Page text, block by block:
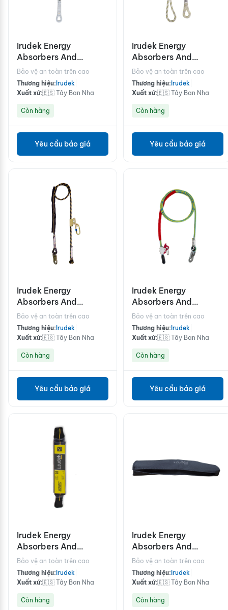
Irudek Energy
Absorbers And
Lanyards/SRL NEXION
258
Bảo vệ an toàn trên cao
Thương hiệu: Irudek
Xuất xứ:🇪🇸 Tây Ban Nha
Còn hàng
Yêu cầu báo giá
Irudek Energy
Absorbers And
Lanyards/SRL 239/2M
Bảo vệ an toàn trên cao
Thương hiệu: Irudek
Xuất xứ:🇪🇸 Tây Ban Nha
Còn hàng
Yêu cầu báo giá
Irudek Energy
Absorbers And
Lanyards/SRL 238/2M
Bảo vệ an toàn trên cao
Thương hiệu: Irudek
Xuất xứ:🇪🇸 Tây Ban Nha
Còn hàng
Yêu cầu báo giá
Irudek Energy
Absorbers And
Lanyards/SRL
FOR83/3M
Bảo vệ an toàn trên cao
Thương hiệu: Irudek
Xuất xứ:🇪🇸 Tây Ban Nha
Còn hàng
Yêu cầu báo giá
Irudek Energy
Absorbers And
Lanyards/SRL ABE
360
Bảo vệ an toàn trên cao
Thương hiệu: Irudek
Xuất xứ:🇪🇸 Tây Ban Nha
Còn hàng
Irudek Energy
Absorbers And
Lanyards/SRL
ABSORB
Bảo vệ an toàn trên cao
Thương hiệu: Irudek
Xuất xứ:🇪🇸 Tây Ban Nha
Còn hàng